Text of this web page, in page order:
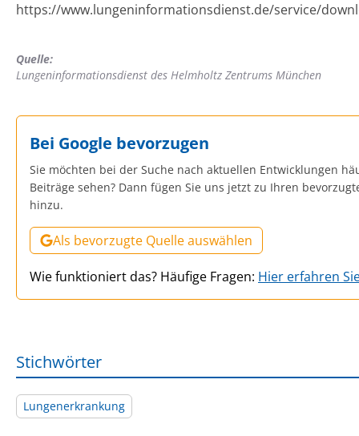
https://www.lungeninformationsdienst.de/service/
Quelle:
Lungeninformationsdienst des Helmholtz Zentrums München
Bei Google bevorzugen
Sie möchten bei der Suche nach aktuellen Entwicklungen
Beiträge sehen? Dann fügen Sie uns jetzt zu Ihren
hinzu.
Als bevorzugte Quelle auswählen
Wie funktioniert das? Häufige Fragen: Hier erfahren
Stichwörter
Lungenerkrankung